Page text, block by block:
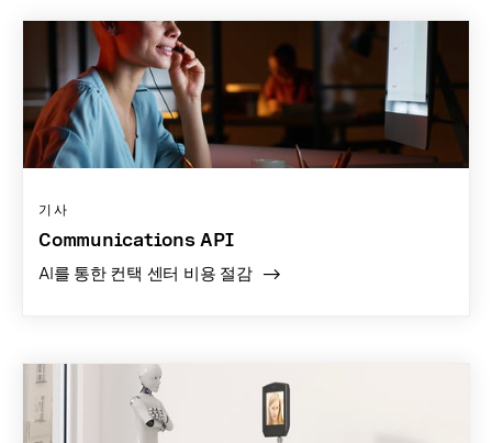
기사
Communications API
AI를 통한 컨택 센터 비용 절감